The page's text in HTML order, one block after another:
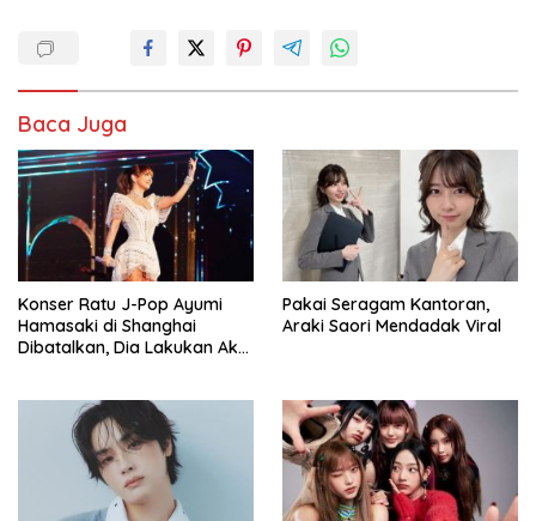
Baca Juga
Konser Ratu J-Pop Ayumi
Hamasaki di Shanghai
Dibatalkan, Dia Lakukan Aksi
Pakai Seragam Kantoran,
Araki Saori Mendadak Viral